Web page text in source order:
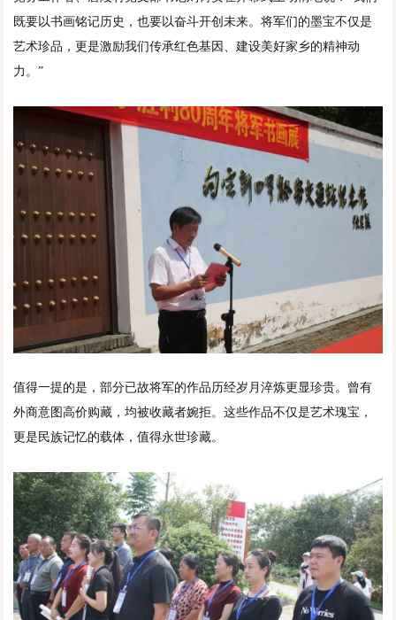
既要以书画铭记历史，也要以奋斗开创未来。将军们的墨宝不仅是
艺术珍品，更是激励我们传承红色基因、建设美好家乡的精神动
力。”
值得一提的是，部分已故将军的作品历经岁月淬炼更显珍贵。曾有
外商意图高价购藏，均被收藏者婉拒。这些作品不仅是艺术瑰宝，
更是民族记忆的载体，值得永世珍藏。